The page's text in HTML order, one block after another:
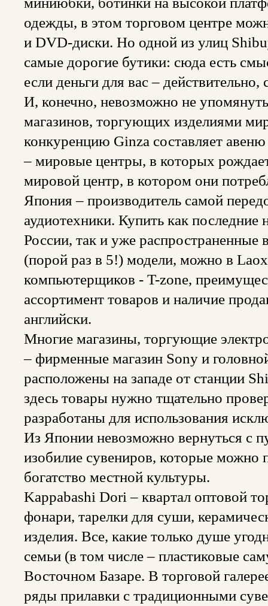
одежды, в этом торговом центре
и DVD-диски. Но одной из улиц
самые дорогие бутики: сюда есть
если деньги для вас –
И, конечно, невозможно не
магазинов, торгующих изделиями
конкуренцию Ginza составляет
– мировые центры, в которых
мировой центр, в котором они
Япония – производитель самой
аудиотехники. Купить как
России, так и уже
(порой раз в 5!) модели, можно в
компьютерщиков - T-zone,
ассортимент товаров и наличие
английски.
Многие магазины, торгующие
– фирменные магазин Sony и
расположены на западе от станции
здесь товары нужно тщательно
разработаны для использования
Из Японии невозможно вернуться с
изобилие сувениров, которые можно
богатство местной культуры.
Kappabashi Dori – квартал оптовой
фонари, тарелки для суши,
изделия. Все, какие только душе
семьи (в том числе – пластиковые
Восточном Базаре. В торговой
ряды прилавки с традиционными